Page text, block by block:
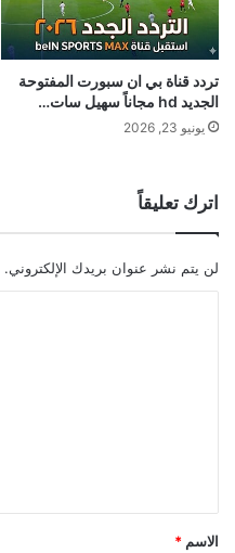
تردد قناة بي ان سبورت المفتوحة
الجديد hd مجاناً سهيل سات…
يونيو 23, 2026
اترك تعليقاً
لن يتم نشر عنوان بريدك الإلكتروني.
*
الاسم *